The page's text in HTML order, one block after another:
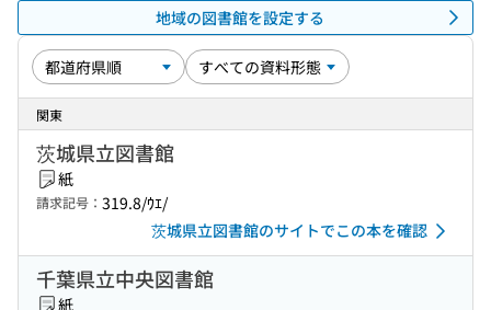
地域の図書館を設定する
関東
茨城県立図書館
紙
請求記号： 319.8/ｳｴ/
茨城県立図書館のサイトでこの本を確認
千葉県立中央図書館
紙